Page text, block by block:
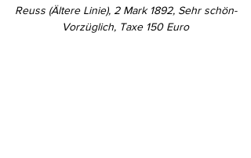
Reuss (Ältere Linie), 2 Mark 1892, Sehr schön-
Vorzüglich, Taxe 150 Euro